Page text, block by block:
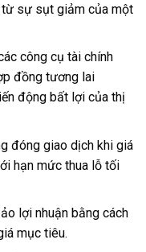
từ sự sụt giảm của một
công cụ tài chính
đồng tương lai
động bất lợi của thị
đóng giao dịch khi giá
hạn mức thua lỗ tối
lợi nhuận bằng cách
mục tiêu.